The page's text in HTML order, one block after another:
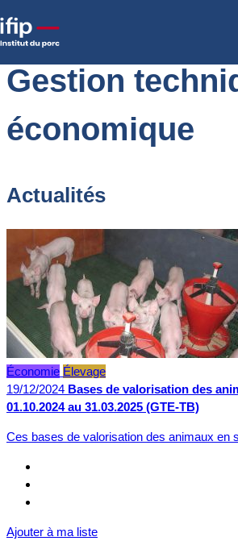
Accueil
Gestion
économique
Actualités
Économie Élevage
19/12/2024 Bases de valorisation des
01.10.2024 au 31.03.2025 (GTE-TB)
Ces bases de valorisation des animaux en
Ajouter à ma liste